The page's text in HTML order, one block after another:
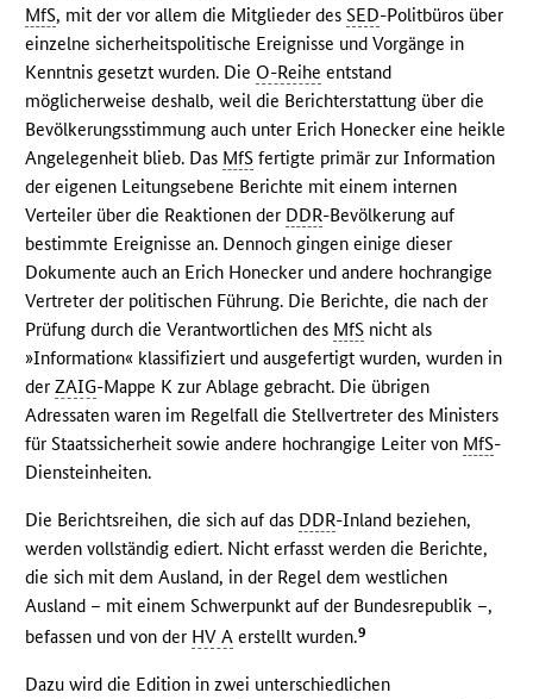
MfS, mit der vor allem die Mitglieder desSED-Politbüros über
einzelne sicherheitspolitische Ereignisse und Vorgänge in
Kenntnis gesetzt wurden. Die O-Reihe entstand
möglicherweise deshalb, weil die Berichterstattung über die
Bevölkerungsstimmung auch unter Erich Honecker eine heikle
Angelegenheit blieb. Das MfS fertigte primär zur Information
der eigenen Leitungsebene Berichte mit einem internen
Verteiler über die Reaktionen der DDR-Bevölkerung auf
bestimmte Ereignisse an. Dennoch gingen einige dieser
Dokumente auch an Erich Honecker und andere hochrangige
Vertreter der politischen Führung. Die Berichte, die nach der
Prüfung durch die Verantwortlichen des MfS nicht als
»Information« klassifiziert und ausgefertigt wurden, wurden in
derZAIG-Mappe K zur Ablage gebracht. Die übrigen
Adressaten waren im Regelfall die Stellvertreter des Ministers
für Staatssicherheit sowie andere hochrangige Leiter von MfS-
Diensteinheiten.
Die Berichtsreihen, die sich auf das DDR-Inland beziehen,
werden vollständig ediert. Nicht erfasst werden die Berichte,
die sich mit dem Ausland, in der Regel dem westlichen
Ausland – mit einem Schwerpunkt auf der Bundesrepublik –,
befassen und von der HV A erstellt wurden.9
Dazu wird die Edition in zwei unterschiedlichen